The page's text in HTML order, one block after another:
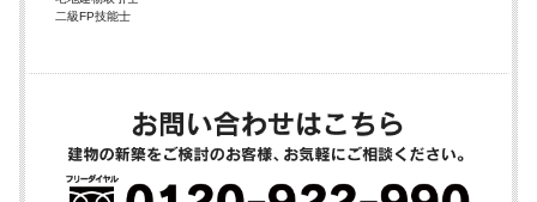
二級FP技能士